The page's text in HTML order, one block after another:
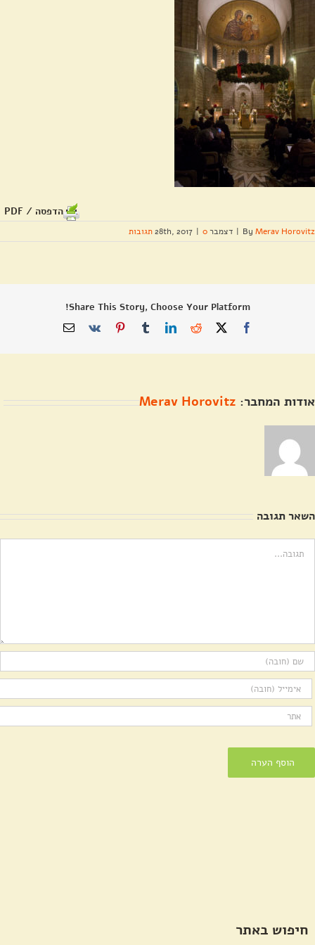
הדפסה / PDF
By Merav Horovitz
| דצמבר 28th, 2017 | 0 תגובות
Share This Story, Choose Your Platform!
Facebook
X
Reddit
LinkedIn
Tumblr
Pinterest
Vk
כתובת
אודות המחבר: Merav Horovitz
השאר תגובה
חיפוש באתר